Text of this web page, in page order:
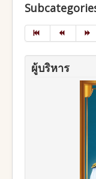
ผู้บริหาร